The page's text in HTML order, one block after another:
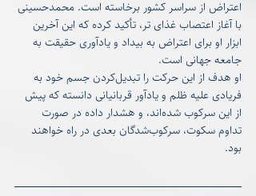
اعتراض از سراسر کشور برخاسته است. محمدحسینی
با آغاز اعتصاب غذای تر، تأکید کرده که این آخرین
ابزار او برای اعتراض به بیداد و یادآوری حقیقت به
جامعه جهانی است.
او هدف از این حرکت را تبدیل‌کردن جسم خود به
فریادی علیه ظلم و یادآور قربانیانی دانسته که پیش
از این سرکوب شده‌اند، و هشدار داده در صورت
تداوم سکوت، سرکوب‌شدگان بعدی در راه خواهند
بود.